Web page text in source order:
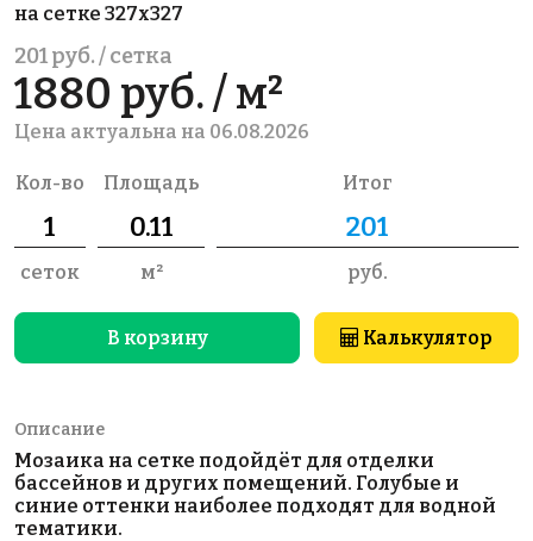
на сетке 327x327
201 руб. / сетка
1880 руб. / м²
Цена актуальна на 06.08.2026
Кол-во
сеток
Площадь
м²
Итог
руб.
В корзину Калькулятор
Описание
Мозаика на сетке подойдёт для отделки
бассейнов и других помещений. Голубые и
синие оттенки наиболее подходят для водной
тематики.